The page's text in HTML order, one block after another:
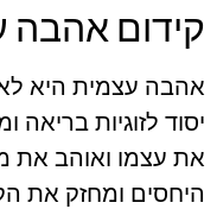
קידום אהבה
אהבה עצמית היא
יסוד לזוגיות
את עצמו ואוהב
היחסים ומחזק את